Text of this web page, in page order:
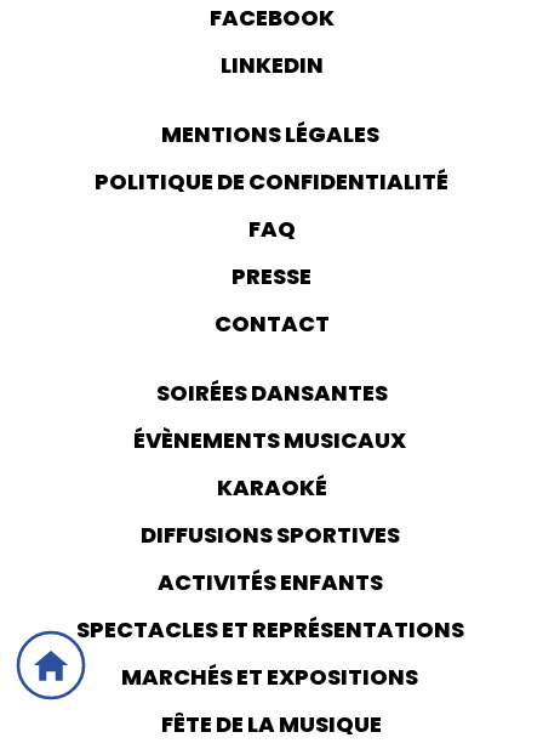
FACEBOOK
LINKEDIN
MENTIONS LÉGALES
POLITIQUE DE CONFIDENTIALITÉ
FAQ
PRESSE
CONTACT
SOIRÉES DANSANTES
ÉVÈNEMENTS MUSICAUX
KARAOKÉ
DIFFUSIONS SPORTIVES
ACTIVITÉS ENFANTS
SPECTACLES ET REPRÉSENTATIONS
MARCHÉS ET EXPOSITIONS
FÊTE DE LA MUSIQUE